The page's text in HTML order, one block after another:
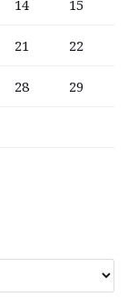
14 15
21 22
28 29